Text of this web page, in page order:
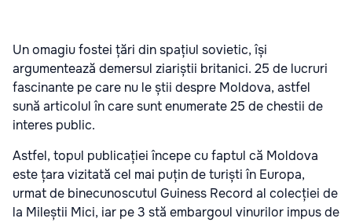
Un omagiu fostei țări din spațiul sovietic, își
argumentează demersul ziariștii britanici. 25 de lucruri
fascinante pe care nu le știi despre Moldova, astfel
sună articolul în care sunt enumerate 25 de chestii de
interes public.
Astfel, topul publicației începe cu faptul că Moldova
este țara vizitată cel mai puțin de turiști în Europa,
urmat de binecunoscutul Guiness Record al colecției de
la Mileștii Mici, iar pe 3 stă embargoul vinurilor impus de